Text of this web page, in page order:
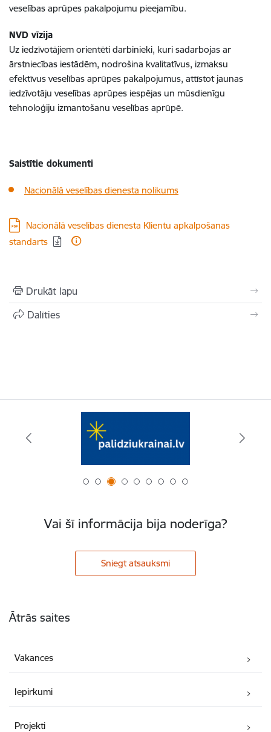
veselības aprūpes pakalpojumu pieejamību.
NVD vīzija
Uz iedzīvotājiem orientēti darbinieki, kuri sadarbojas ar
ārstniecības iestādēm, nodrošina kvalitatīvus, izmaksu
efektīvus veselības aprūpes pakalpojumus, attīstot jaunas
iedzīvotāju veselības aprūpes iespējas un mūsdienīgu
tehnoloģiju izmantošanu veselības aprūpē.
Saistītie dokumenti
Nacionālā veselības dienesta nolikums
Lejupielādēt:
Nacionālā veselības dienesta Klientu apkalpošanas
standarts
Drukāt lapu
Dalīties
Vai šī informācija bija noderīga?
Sniegt atsauksmi
Ātrās saites
Vakances
Iepirkumi
Projekti